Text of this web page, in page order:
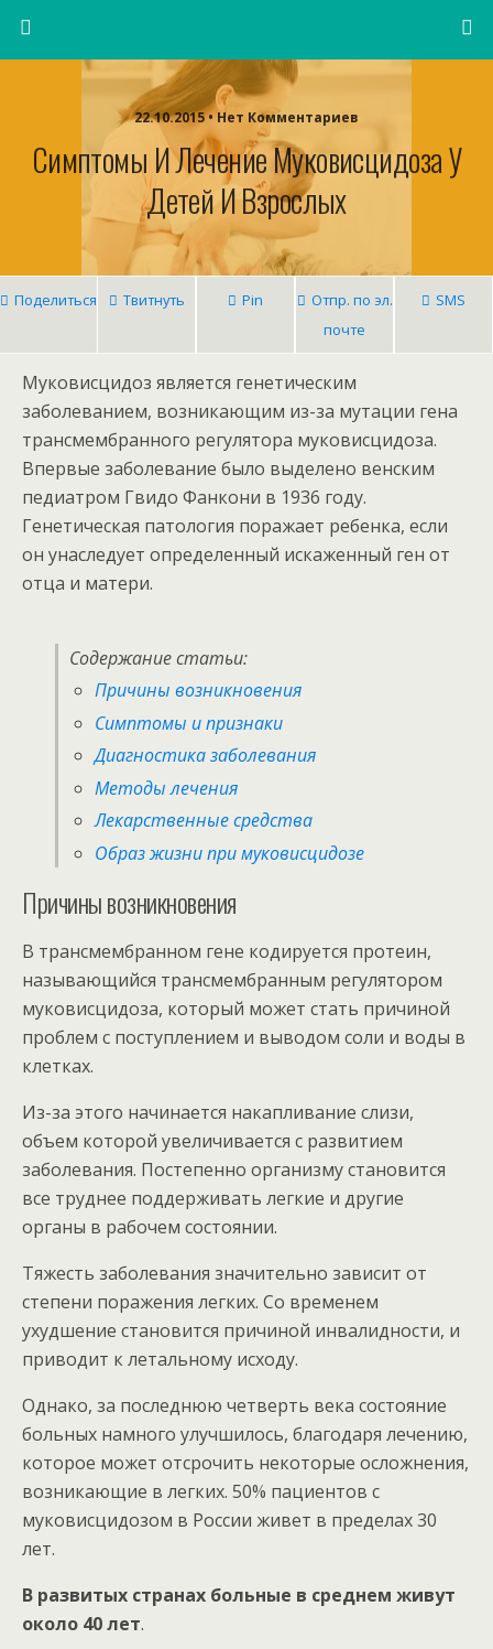
22.10.2015 • Нет Комментариев
Симптомы И Лечение Муковисцидоза У
Детей И Взрослых
Поделиться Твитнуть Pin
Отпр. по эл.
почте
SMS
Муковисцидоз является генетическим
заболеванием, возникающим из-за мутации гена
трансмембранного регулятора муковисцидоза.
Впервые заболевание было выделено венским
педиатром Гвидо Фанкони в 1936 году.
Генетическая патология поражает ребенка, если
он унаследует определенный искаженный ген от
отца и матери.
Содержание статьи:
Причины возникновения
Симптомы и признаки
Диагностика заболевания
Методы лечения
Лекарственные средства
Образ жизни при муковисцидозе
Причины возникновения
В трансмембранном гене кодируется протеин,
называющийся трансмембранным регулятором
муковисцидоза, который может стать причиной
проблем с поступлением и выводом соли и воды в
клетках.
Из-за этого начинается накапливание слизи,
объем которой увеличивается с развитием
заболевания. Постепенно организму становится
все труднее поддерживать легкие и другие
органы в рабочем состоянии.
Тяжесть заболевания значительно зависит от
степени поражения легких. Со временем
ухудшение становится причиной инвалидности, и
приводит к летальному исходу.
Однако, за последнюю четверть века состояние
больных намного улучшилось, благодаря лечению,
которое может отсрочить некоторые осложнения,
возникающие в легких. 50% пациентов с
муковисцидозом в России живет в пределах 30
лет.
В развитых странах больные в среднем живут
около 40 лет.